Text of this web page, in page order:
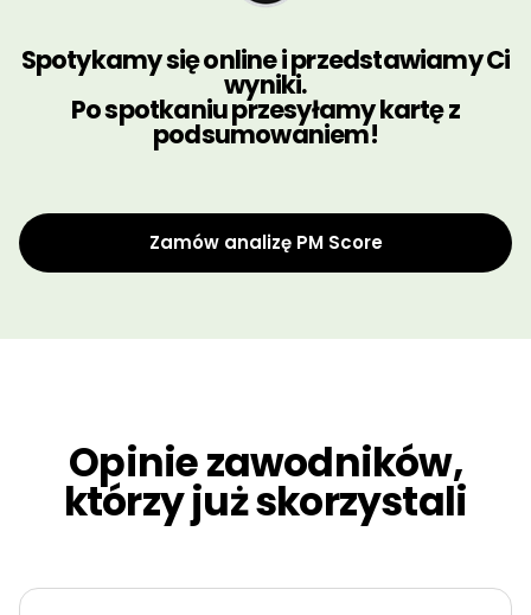
Spotykamy się online i przedstawiamy Ci
wyniki.
Po spotkaniu przesyłamy kartę z
podsumowaniem!
Zamów analizę PM Score
Opinie zawodników,
którzy już skorzystali